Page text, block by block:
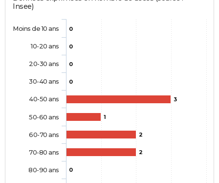
Insee)
0
0
0
0
3
1
2
2
0
Moins de 10 ans
10-20 ans
20-30 ans
30-40 ans
40-50 ans
50-60 ans
60-70 ans
70-80 ans
80-90 ans